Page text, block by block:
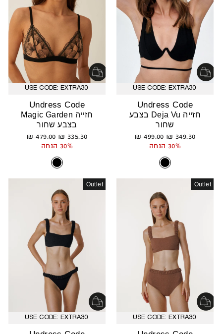
USE CODE: EXTRA30
Undress Code
חזייה Deja Vu בצבע
שחור
349.30 ₪
מחיר
רגיל
499.00 ₪
מחיר
30% הנחה
USE CODE: EXTRA30
Undress Code
חזייה Magic Garden
בצבע שחור
335.30 ₪
מחיר
רגיל
479.00 ₪
מחיר
30% הנחה
Outlet
USE CODE: EXTRA30
Outlet
USE CODE: EXTRA30